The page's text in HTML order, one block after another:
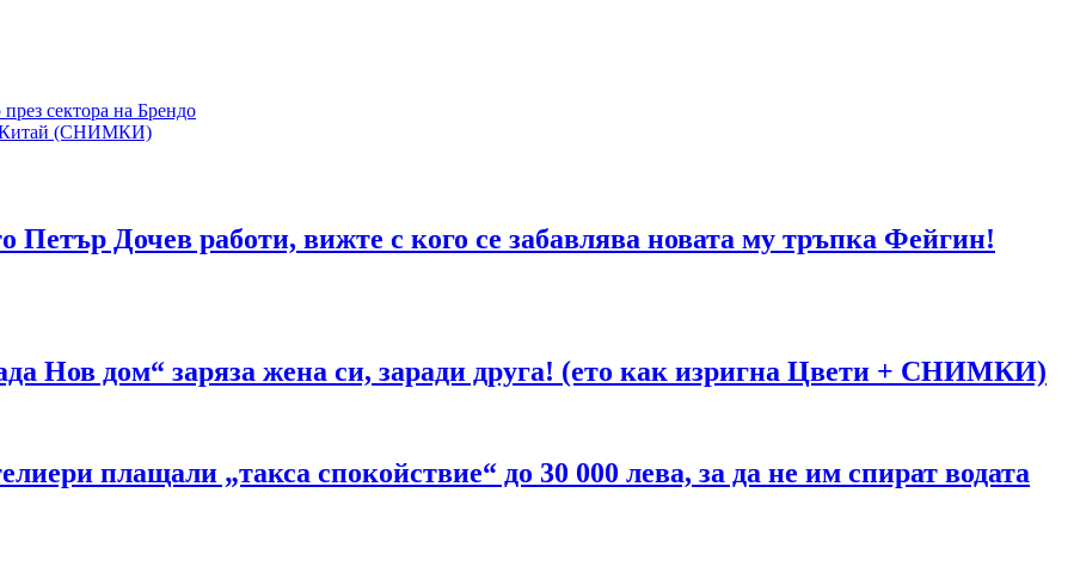
сектора на Брендо
Китай (СНИМКИ)
Дочев работи, вижте с кого се забавлява новата му тръпка Фейгин!
Нов дом“ заряза жена си, заради друга! (ето как изригна Цвети + СНИМКИ)
плащали „такса спокойствие“ до 30 000 лева, за да не им спират водата